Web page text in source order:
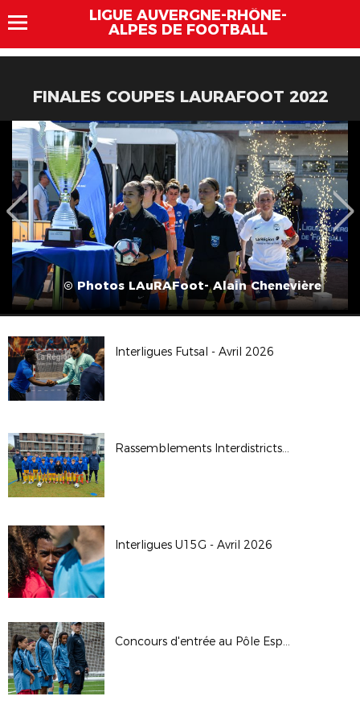
LIGUE AUVERGNE-RHÔNE-
ALPES DE FOOTBALL
FINALES COUPES LAURAFOOT 2022
© Photos LAuRAFoot- Alain Chenevière
Interligues Futsal - Avril 2026
Rassemblements Interdistricts U14G - Avr. 2026
Interligues U15G - Avril 2026
Concours d'entrée au Pôle Espoirs - 2026